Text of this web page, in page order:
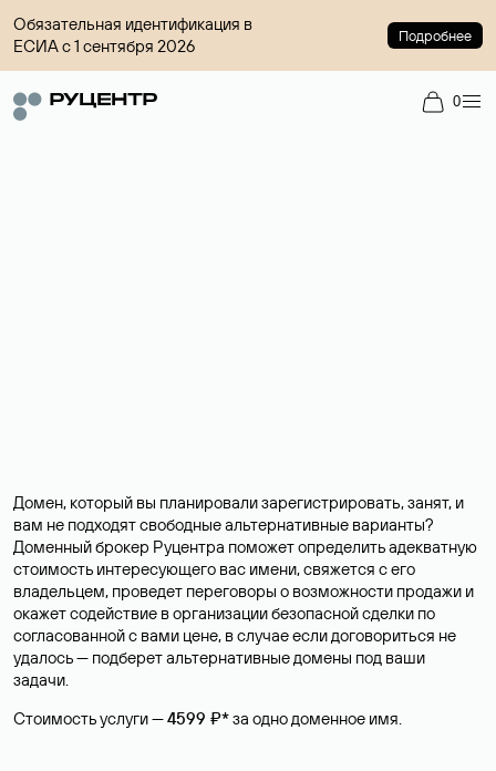
Обязательная идентификация в
ЕСИА с 1 сентября 2026
Подробнее
0
Домен, который вы планировали зарегистрировать, занят, и
вам не подходят свободные альтернативные варианты?
Доменный брокер Руцентра поможет определить адекватную
стоимость интересующего вас имени, свяжется с его
владельцем, проведет переговоры о возможности продажи и
окажет содействие в организации безопасной сделки по
согласованной с вами цене, в случае если договориться не
удалось — подберет альтернативные домены под ваши
задачи.
Стоимость услуги —4599 ₽*за одно доменное имя.